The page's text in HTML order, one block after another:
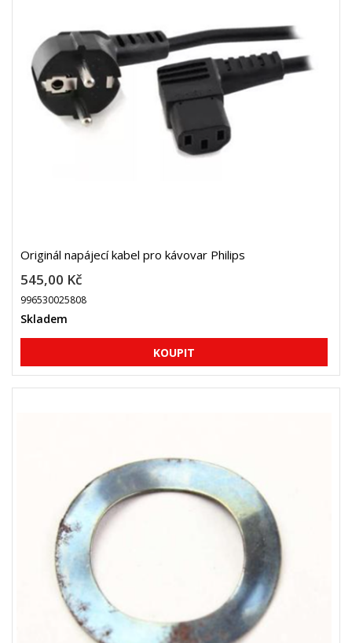
Originál napájecí kabel pro kávovar Philips
545,00 Kč
996530025808
Skladem